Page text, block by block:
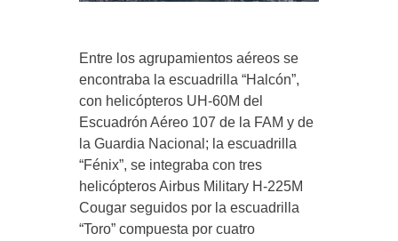
Entre los agrupamientos aéreos se
encontraba la escuadrilla “Halcón”,
con helicópteros UH-60M del
Escuadrón Aéreo 107 de la FAM y de
la Guardia Nacional; la escuadrilla
“Fénix”, se integraba con tres
helicópteros Airbus Military H-225M
Cougar seguidos por la escuadrilla
“Toro” compuesta por cuatro